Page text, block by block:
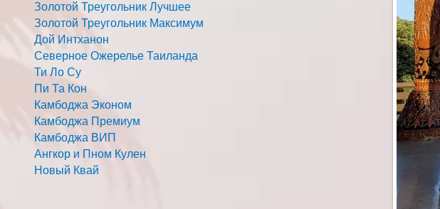
Золотой Треугольник Лучшее
Золотой Треугольник Максимум
Дой Интханон
Северное Ожерелье Таиланда
Ти Ло Су
Пи Та Кон
Камбоджа Эконом
Камбоджа Премиум
Камбоджа ВИП
Ангкор и Пном Кулен
Новый Квай